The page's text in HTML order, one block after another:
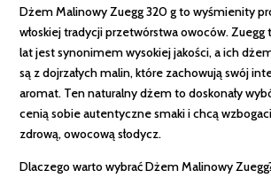
Dżem Malinowy Zuegg 320 g to wyśmienity
włoskiej tradycji przetwórstwa owoców. Zuegg
lat jest synonimem wysokiej jakości, a ich
są z dojrzałych malin, które zachowują swój
aromat. Ten naturalny dżem to doskonały
cenią sobie autentyczne smaki i chcą
zdrową, owocową słodycz.
Dlaczego warto wybrać Dżem Malinowy